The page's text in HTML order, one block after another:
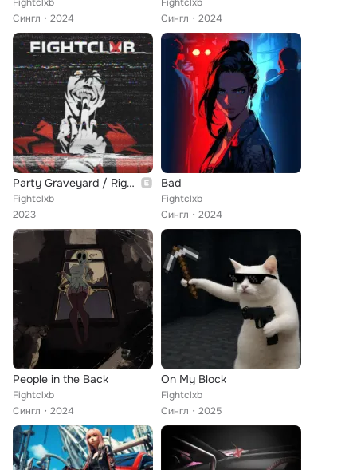
Сингл
2024
Сингл
2024
Party Graveyard / Right Now
Fightclxb
2023
Bad
Fightclxb
Сингл
2024
People in the Back
Fightclxb
Сингл
2024
On My Block
Fightclxb
Сингл
2025